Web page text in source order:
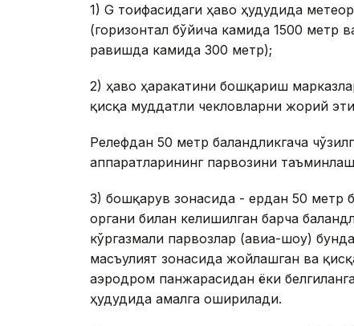
1) G тоифасидаги ҳаво ҳудудида
(горизонтал бўйича камида 1500 метр
равишда камида 300 метр);
2) ҳаво ҳаракатини бошқариш
қисқа муддатли чекловларни жорий
Релефдан 50 метр баландликгача
аппаратларининг парвозини
3) бошқарув зонасида - ердан 50 метр
органи билан келишилган барча
кўргазмали парвозлар (авиа-шоу)
масъулият зонасида жойлашган ва
аэродром панжарасидан ёки
ҳудудида амалга оширилади.